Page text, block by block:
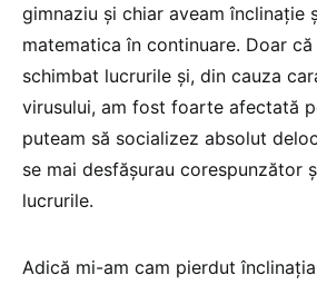
gimnaziu și chiar aveam înclinație
matematica în continuare. Doar
schimbat lucrurile și, din cauza
virusului, am fost foarte afectată
puteam să socializez absolut
se mai desfășurau corespunzător
lucrurile.
Adică mi-am cam pierdut